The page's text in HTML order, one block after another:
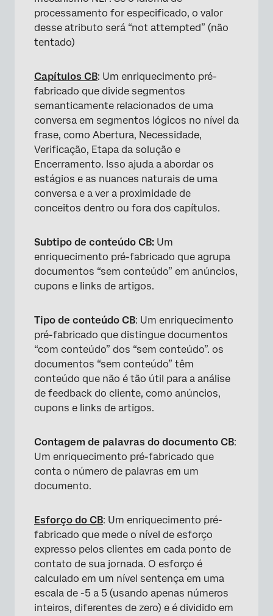
processamento for especificado, o valor
desse atributo será “not attempted” (não
tentado)
Capítulos CB: Um enriquecimento pré-
fabricado que divide segmentos
semanticamente relacionados de uma
conversa em segmentos lógicos no nível da
frase, como Abertura, Necessidade,
Verificação, Etapa da solução e
Encerramento. Isso ajuda a abordar os
estágios e as nuances naturais de uma
conversa e a ver a proximidade de
conceitos dentro ou fora dos capítulos.
Subtipo de conteúdo CB: Um
enriquecimento pré-fabricado que agrupa
documentos “sem conteúdo” em anúncios,
cupons e links de artigos.
Tipo de conteúdo CB: Um enriquecimento
pré-fabricado que distingue documentos
“com conteúdo” dos “sem conteúdo”. os
documentos “sem conteúdo” têm
conteúdo que não é tão útil para a análise
de feedback do cliente, como anúncios,
cupons e links de artigos.
Contagem de palavras do documento CB:
Um enriquecimento pré-fabricado que
conta o número de palavras em um
documento.
Esforço do CB: Um enriquecimento pré-
fabricado que mede o nível de esforço
expresso pelos clientes em cada ponto de
contato de sua jornada. O esforço é
calculado em um nível sentença em uma
escala de -5 a 5 (usando apenas números
inteiros, diferentes de zero) e é dividido em